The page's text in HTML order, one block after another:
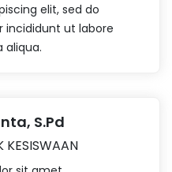
elit, sed do
incididunt ut labore
aliqua.
S.Pd
KESISWAAN